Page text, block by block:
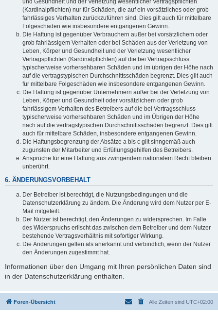
und Gesundheit und der Verletzung wesentlicher Vertragspflichten
(Kardinalpflichten) nur für Schäden, die auf ein vorsätzliches oder grob
fahrlässiges Verhalten zurückzuführen sind. Dies gilt auch für mittelbare
Folgeschäden wie insbesondere entgangenen Gewinn.
Die Haftung ist gegenüber Verbrauchern außer bei vorsätzlichem oder
grob fahrlässigem Verhalten oder bei Schäden aus der Verletzung von
Leben, Körper und Gesundheit und der Verletzung wesentlicher
Vertragspflichten (Kardinalpflichten) auf die bei Vertragsschluss
typischerweise vorhersehbaren Schäden und im übrigen der Höhe nach
auf die vertragstypischen Durchschnittsschäden begrenzt. Dies gilt auch
für mittelbare Folgeschäden wie insbesondere entgangenen Gewinn.
Die Haftung ist gegenüber Unternehmern außer bei der Verletzung von
Leben, Körper und Gesundheit oder vorsätzlichem oder grob
fahrlässigem Verhalten des Betreibers auf die bei Vertragsschluss
typischerweise vorhersehbaren Schäden und im Übrigen der Höhe
nach auf die vertragstypischen Durchschnittsschäden begrenzt. Dies gilt
auch für mittelbare Schäden, insbesondere entgangenen Gewinn.
Die Haftungsbegrenzung der Absätze a bis c gilt sinngemäß auch
zugunsten der Mitarbeiter und Erfüllungsgehilfen des Betreibers.
Ansprüche für eine Haftung aus zwingendem nationalem Recht bleiben
unberührt.
6. ÄNDERUNGSVORBEHALT
Der Betreiber ist berechtigt, die Nutzungsbedingungen und die
Datenschutzerklärung zu ändern. Die Änderung wird dem Nutzer per E-
Mail mitgeteilt.
Der Nutzer ist berechtigt, den Änderungen zu widersprechen. Im Falle
des Widerspruchs erlischt das zwischen dem Betreiber und dem Nutzer
bestehende Vertragsverhältnis mit sofortiger Wirkung.
Die Änderungen gelten als anerkannt und verbindlich, wenn der Nutzer
den Änderungen zugestimmt hat.
Informationen über den Umgang mit Ihren persönlichen Daten sind
in der Datenschutzerklärung enthalten.
Foren-Übersicht Alle Zeiten sind UTC+02:00